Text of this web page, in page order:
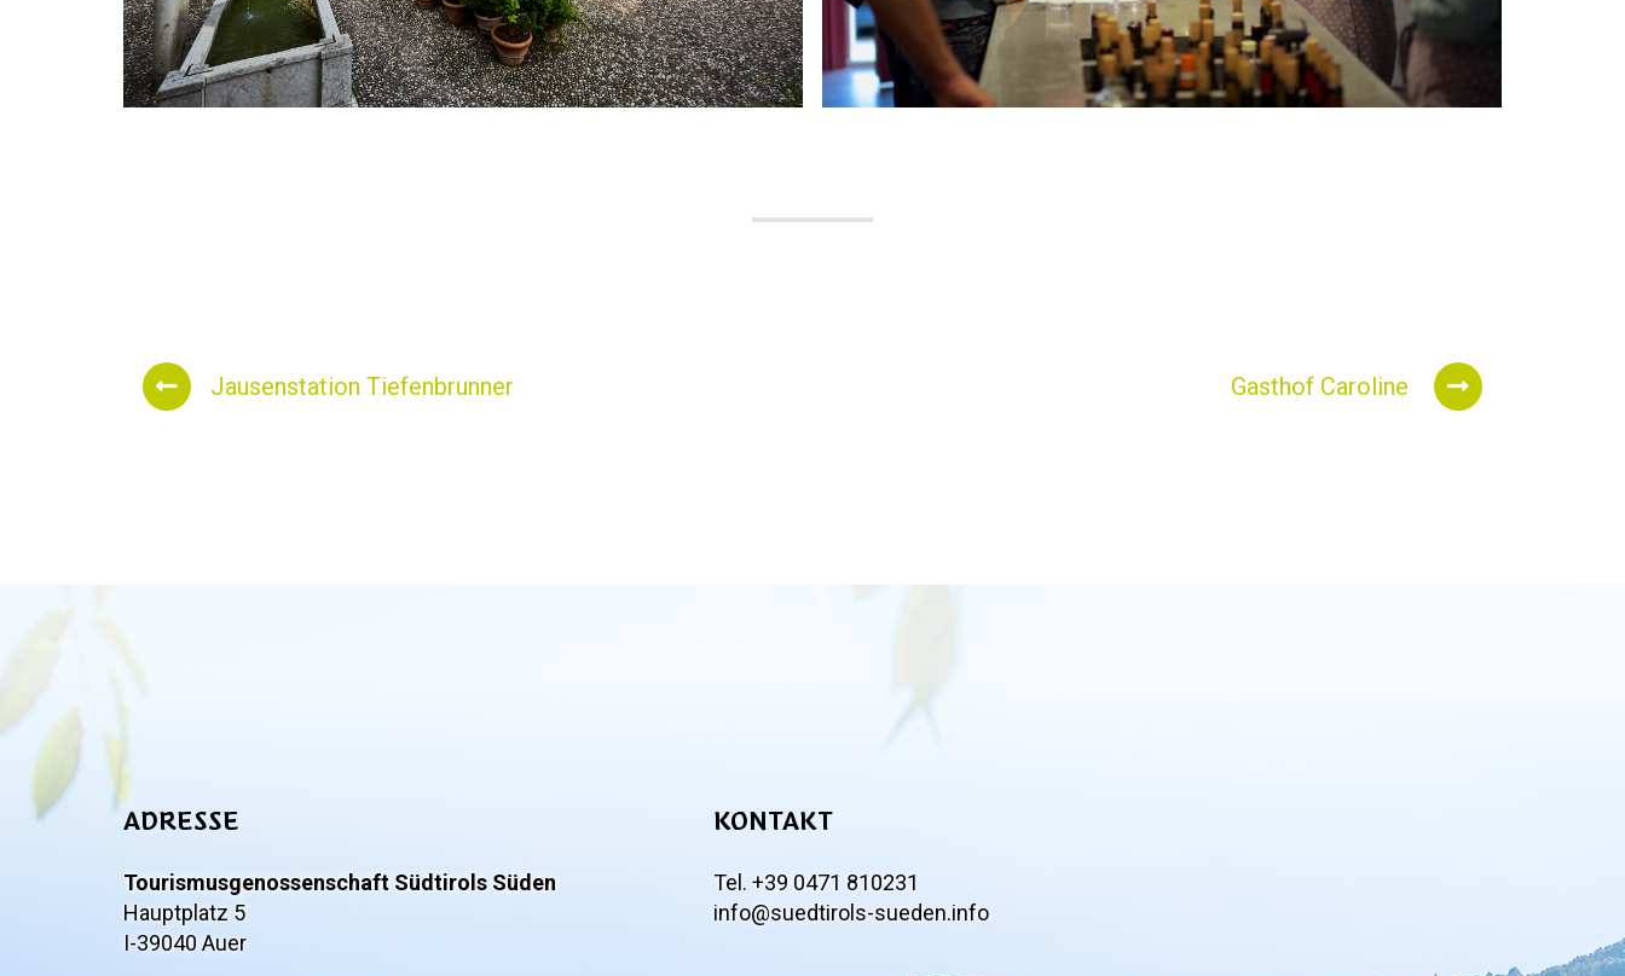
Jausenstation Tiefenbrunner Gasthof Caroline
ADRESSE
Tourismusgenossenschaft Südtirols Süden
Hauptplatz 5
I-39040 Auer
KONTAKT
Tel. +39 0471 810231
info@suedtirols-sueden.info